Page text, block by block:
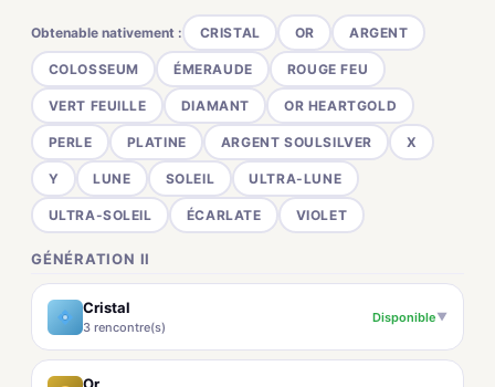
Obtenable nativement : CRISTAL OR ARGENT
COLOSSEUM ÉMERAUDE ROUGE FEU
VERT FEUILLE DIAMANT OR HEARTGOLD
PERLE PLATINE ARGENT SOULSILVER X
Y LUNE SOLEIL ULTRA-LUNE
ULTRA-SOLEIL ÉCARLATE VIOLET
GÉNÉRATION II
Cristal
3 rencontre(s)
Disponible▼